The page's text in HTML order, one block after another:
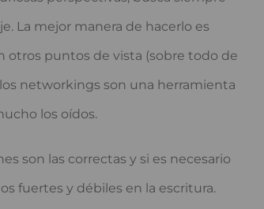
La mejor manera de hacerlo es
puntos de vista (sobre todo de
networkings son una herramienta
los oídos.
son las correctas y si es necesario
fuertes y débiles en la escritura.